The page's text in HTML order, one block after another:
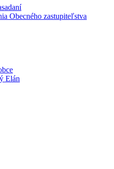
Obecného zastupiteľstva
Elán